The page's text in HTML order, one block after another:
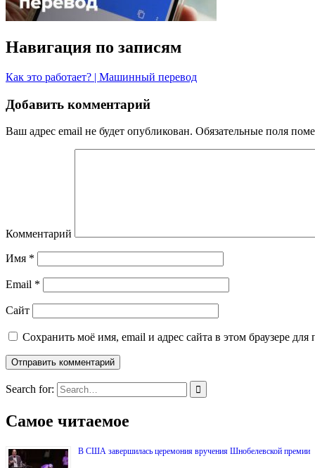
Навигация по записям
Как это работает? | Машинный перевод
Добавить комментарий
Ваш адрес email не будет опубликован. Обязательные поля
Комментарий
Имя *
Email *
Сайт
Сохранить моё имя, email и адрес сайта в этом браузере
Search for:
Самое читаемое
В США завершилась церемония вручения Шнобелевской премии